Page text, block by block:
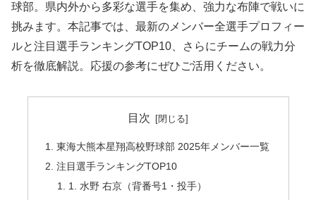
球部。県内外から多彩な選手を集め、強力な布陣で戦いに
挑みます。本記事では、最新のメンバー全選手プロフィー
ルと注目選手ランキングTOP10、さらにチームの戦力分
析を徹底解説。応援の参考にぜひご活用ください。
目次
東海大熊本星翔高校野球部 2025年メンバー一覧
注目選手ランキングTOP10
1. 水野 右京（背番号1・投手）